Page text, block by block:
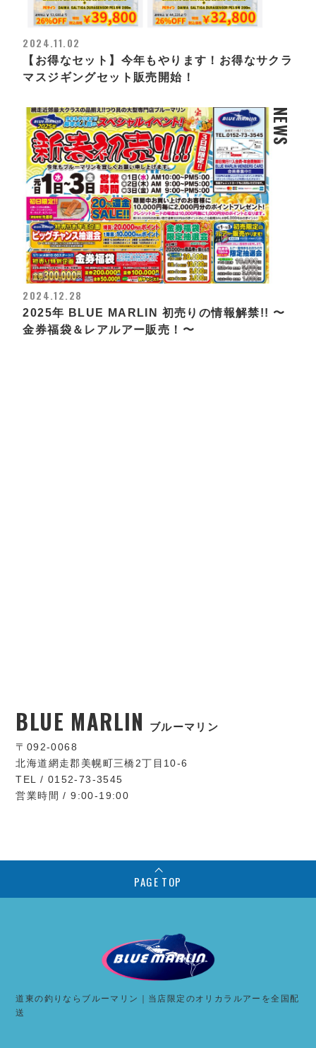
2024.11.02
【お得なセット】今年もやります！お得なサクラ
マスジギングセット販売開始！
NEWS
2024.12.28
2025年 BLUE MARLIN 初売りの情報解禁!! 〜
金券福袋＆レアルアー販売！〜
BLUE MARLIN ブルーマリン
〒092-0068
北海道網走郡美幌町三橋2丁目10-6
TEL / 0152-73-3545
営業時間 / 9:00-19:00
PAGE TOP
道東の釣りならブルーマリン｜当店限定のオリカラルアーを全国配
送